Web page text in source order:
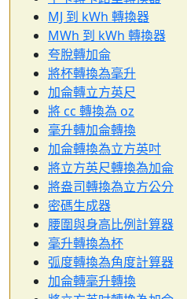
MJ 到 kWh 轉換器
MWh 到 kWh 轉換器
夸脫轉加侖
將杯轉換為毫升
加侖轉立方英尺
將 cc 轉換為 oz
毫升轉加侖轉換
加侖轉換為立方英吋
將立方英尺轉換為加侖
將盎司轉換為立方公分
密碼生成器
腰圍與身高比例計算器
毫升轉換為杯
弧度轉換為角度計算器
加侖轉毫升轉換